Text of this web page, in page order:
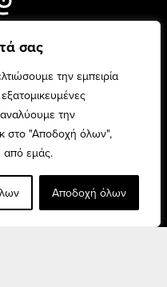
σας
την εμπειρία
την
στο "Αποδοχή όλων",
από εμάς.
Αποδοχή όλων
and
with
pride.
fashion